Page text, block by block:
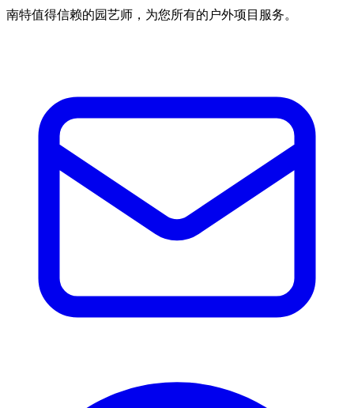
南特值得信赖的园艺师，为您所有的户外项目服务。